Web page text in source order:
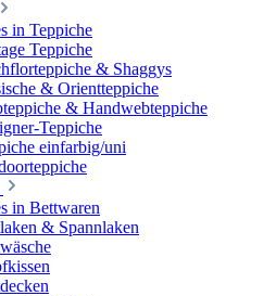
in Teppiche
Teppiche
& Shaggys
& Orientteppiche
& Handwebteppiche
Teppiche
einfarbig/uni
in Bettwaren
& Spannlaken